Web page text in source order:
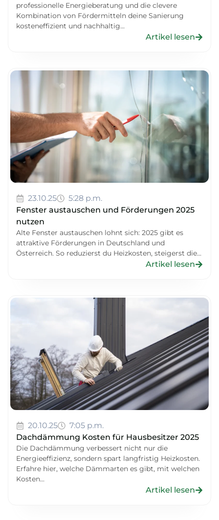
professionelle Energieberatung und die clevere
Kombination von Fördermitteln deine Sanierung
kosteneffizient und nachhaltig...
Artikel lesen
23.10.25
5:28 p.m.
Fenster austauschen und Förderungen 2025
nutzen
Alte Fenster austauschen lohnt sich: 2025 gibt es
attraktive Förderungen in Deutschland und
Österreich. So reduzierst du Heizkosten, steigerst die...
Artikel lesen
20.10.25
7:05 p.m.
Dachdämmung Kosten für Hausbesitzer 2025
Die Dachdämmung verbessert nicht nur die
Energieeffizienz, sondern spart langfristig Heizkosten.
Erfahre hier, welche Dämmarten es gibt, mit welchen
Kosten...
Artikel lesen